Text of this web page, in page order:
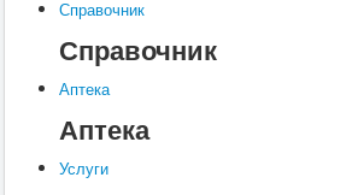
Справочник
Справочник
Аптека
Аптека
Услуги